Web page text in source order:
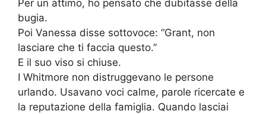
Per un attimo, ho pensato che dubitasse della
bugia.
Poi Vanessa disse sottovoce: “Grant, non
lasciare che ti faccia questo.”
E il suo viso si chiuse.
I Whitmore non distruggevano le persone
urlando. Usavano voci calme, parole ricercate e
la reputazione della famiglia. Quando lasciai